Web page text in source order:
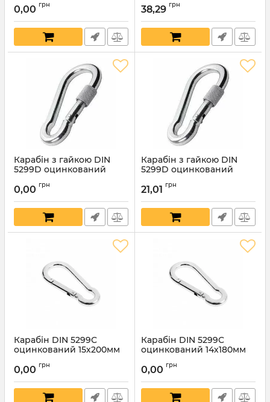
0,00 грн
Артикул:
38,29 грн
Карабін з гайкою DIN
5299D оцинкований
0,00 грн
Карабін з гайкою DIN
5299D оцинкований
Артикул:
21,01 грн
Карабін DIN 5299C
оцинкований 15х200мм
0,00 грн
Карабін DIN 5299C
оцинкований 14х180мм
0,00 грн